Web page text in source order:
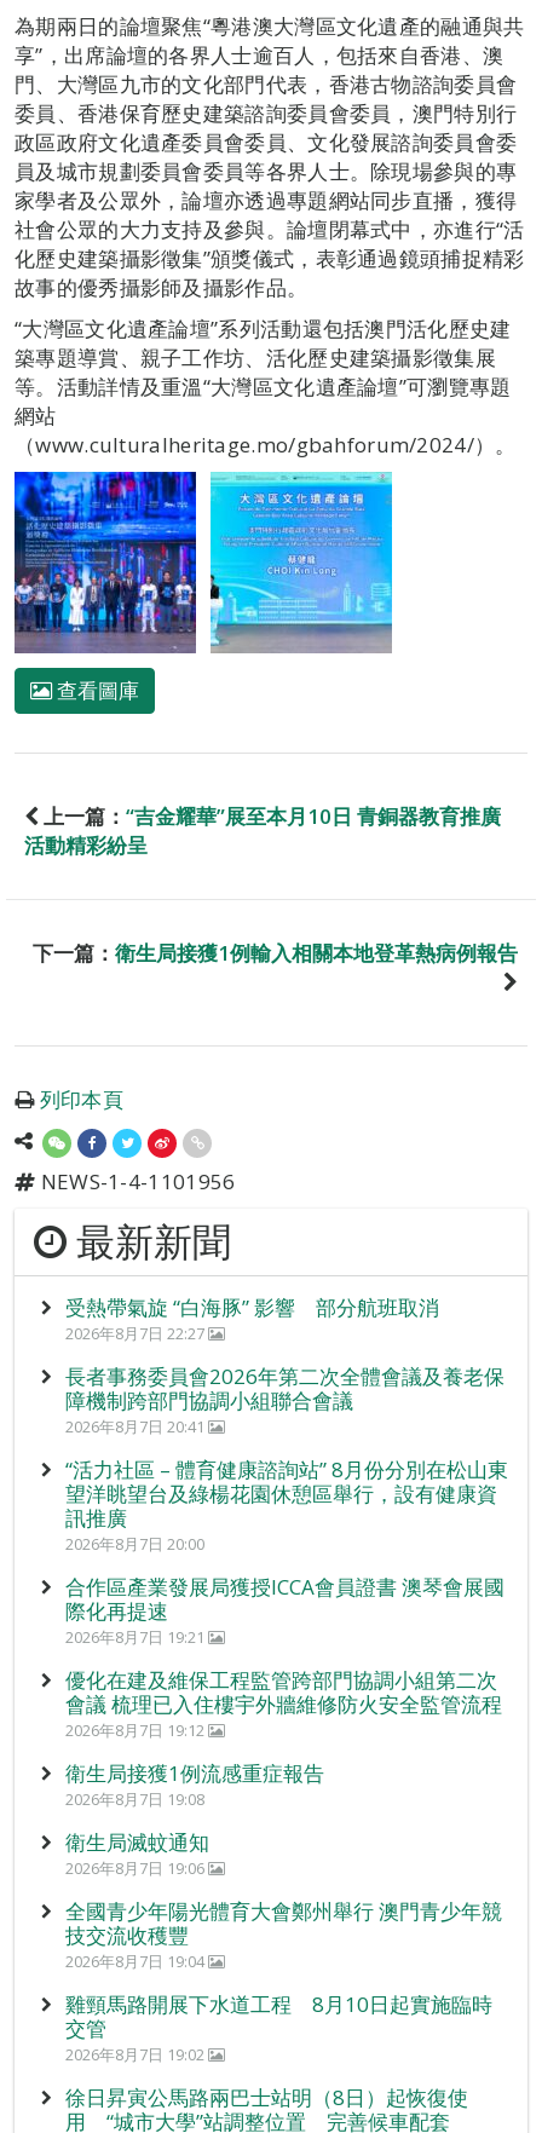
為期兩日的論壇聚焦“粵港澳大灣區文化遺產的融通與共
享”，出席論壇的各界人士逾百人，包括來自香港、澳
門、大灣區九市的文化部門代表，香港古物諮詢委員會
委員、香港保育歷史建築諮詢委員會委員，澳門特別行
政區政府文化遺產委員會委員、文化發展諮詢委員會委
員及城市規劃委員會委員等各界人士。除現場參與的專
家學者及公眾外，論壇亦透過專題網站同步直播，獲得
社會公眾的大力支持及參與。論壇閉幕式中，亦進行“活
化歷史建築攝影徵集”頒獎儀式，表彰通過鏡頭捕捉精彩
故事的優秀攝影師及攝影作品。
“大灣區文化遺產論壇”系列活動還包括澳門活化歷史建
築專題導賞、親子工作坊、活化歷史建築攝影徵集展
等。活動詳情及重溫“大灣區文化遺產論壇”可瀏覽專題
網站
（www.culturalheritage.mo/gbahforum/2024/）。
查看圖庫
上一篇： “吉金耀華”展至本月10日 青銅器教育推廣
活動精彩紛呈
下一篇： 衛生局接獲1例輸入相關本地登革熱病例報告
列印本頁
NEWS-1-4-1101956
最新新聞
受熱帶氣旋 “白海豚” 影響 部分航班取消
2026年8月7日 22:27
長者事務委員會2026年第二次全體會議及養老保
障機制跨部門協調小組聯合會議
2026年8月7日 20:41
“活力社區 – 體育健康諮詢站” 8月份分別在松山東
望洋眺望台及綠楊花園休憩區舉行，設有健康資
訊推廣
2026年8月7日 20:00
合作區產業發展局獲授ICCA會員證書 澳琴會展國
際化再提速
2026年8月7日 19:21
優化在建及維保工程監管跨部門協調小組第二次
會議 梳理已入住樓宇外牆維修防火安全監管流程
2026年8月7日 19:12
衛生局接獲1例流感重症報告
2026年8月7日 19:08
衛生局滅蚊通知
2026年8月7日 19:06
全國青少年陽光體育大會鄭州舉行 澳門青少年競
技交流收穫豐
2026年8月7日 19:04
雞頸馬路開展下水道工程 8月10日起實施臨時
交管
2026年8月7日 19:02
徐日昇寅公馬路兩巴士站明（8日）起恢復使
用 “城市大學”站調整位置 完善候車配套